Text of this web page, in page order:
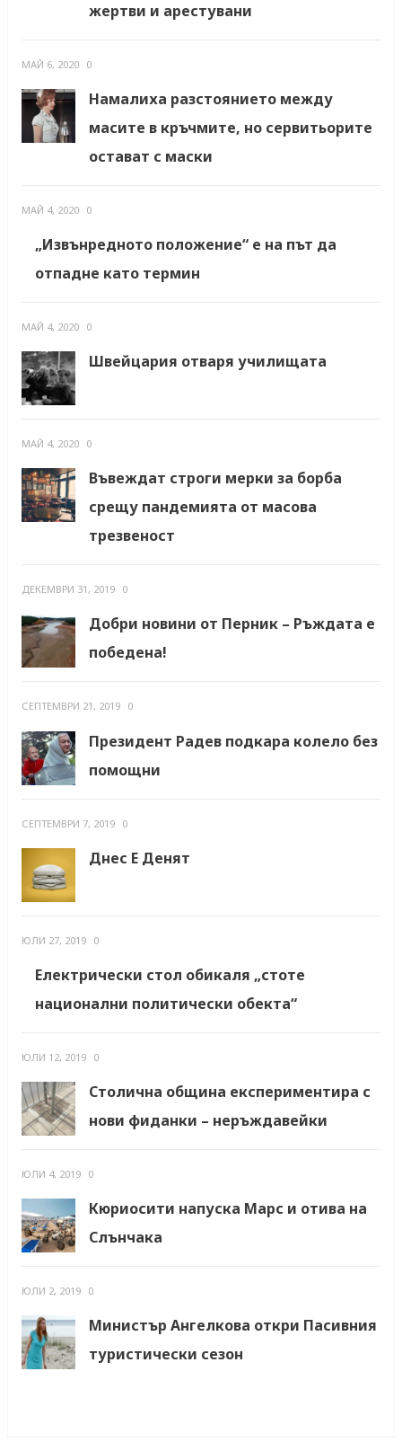
жертви и арестувани
МАЙ 6, 2020 0
Намалиха разстоянието между
масите в кръчмите, но сервитьорите
остават с маски
МАЙ 4, 2020 0
„Извънредното положение“ е на път да
отпадне като термин
МАЙ 4, 2020 0
Швейцария отваря училищата
МАЙ 4, 2020 0
Въвеждат строги мерки за борба
срещу пандемията от масова
трезвеност
ДЕКЕМВРИ 31, 2019 0
Добри новини от Перник – Ръждата е
победена!
СЕПТЕМВРИ 21, 2019 0
Президент Радев подкара колело без
помощни
СЕПТЕМВРИ 7, 2019 0
Днес Е Денят
ЮЛИ 27, 2019 0
Електрически стол обикаля „стоте
национални политически обекта“
ЮЛИ 12, 2019 0
Столична община експериментира с
нови фиданки – неръждавейки
ЮЛИ 4, 2019 0
Кюриосити напуска Марс и отива на
Слънчака
ЮЛИ 2, 2019 0
Министър Ангелкова откри Пасивния
туристически сезон